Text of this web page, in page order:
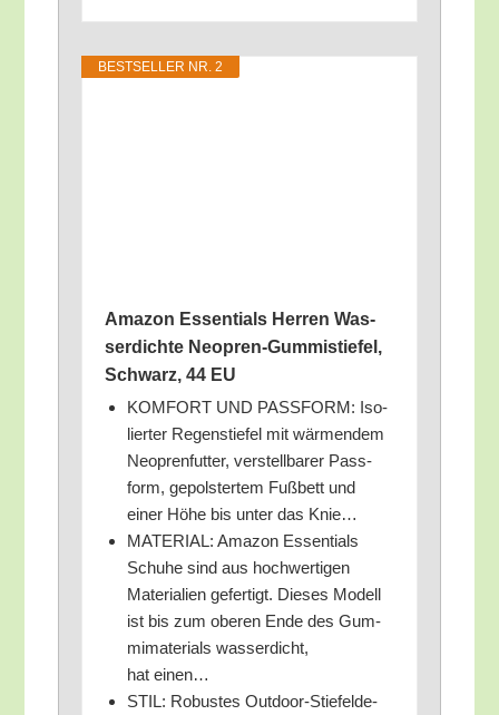
BEST­SEL­LER NR. 2
Ama­zon Essen­ti­als Her­ren Was­
ser­dich­te Neo­pren-Gum­mi­stie­fel,
Schwarz, 44 EU
KOMFORT UND PASSFORM: Iso­
lier­ter Regen­stie­fel mit wär­men­dem
Neo­p­ren­fut­ter, ver­stell­ba­rer Pass­
form, gepols­ter­tem Fuß­bett und
einer Höhe bis unter das Knie…
MATERIAL: Ama­zon Essen­ti­als
Schu­he sind aus hoch­wer­ti­gen
Mate­ria­li­en gefer­tigt. Die­ses Modell
ist bis zum obe­ren Ende des Gum­
mi­ma­te­ri­als was­ser­dicht,
hat einen…
STIL: Robus­tes Out­door-Stie­fel­de­